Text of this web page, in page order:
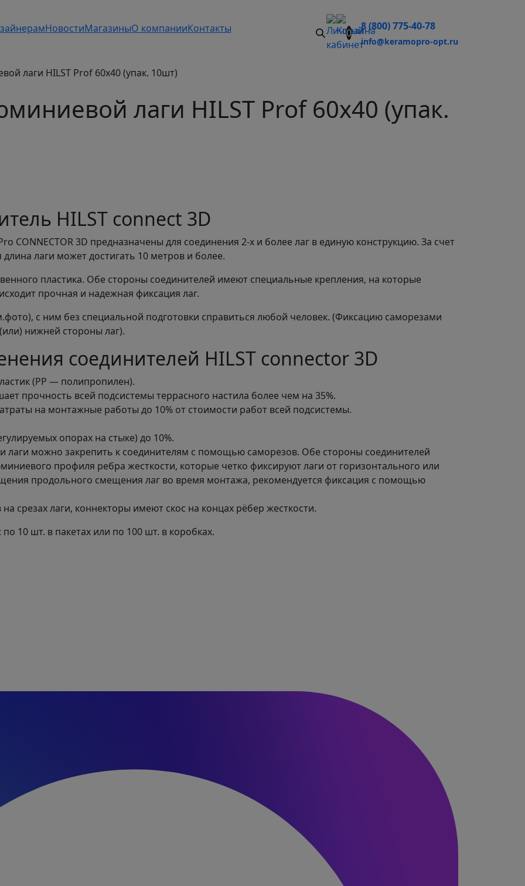
НовостиМагазиныО компанииКонтакты 0
8 (800) 775-40-78
info@keramopro-opt.ru
лаги HILST Prof 60х40 (упак. 10шт)
лаги HILST Prof 60х40 (упак.
HILST connect 3D
CONNECTOR 3D предназначены для соединения 2-х и более лаг в единую конструкцию. За счет
лаги может достигать 10 метров и более.
пластика. Обе стороны соединителей имеют специальные крепления, на которые
прочная и надежная фиксация лаг.
с ним без специальной подготовки справиться любой человек. (Фиксацию саморезами
нижней стороны лаг).
соединителей HILST connector 3D
(PP — полипропилен).
прочность всей подсистемы террасного настила более чем на 35%.
на монтажные работы до 10% от стоимости работ всей подсистемы.
опорах на стыке) до 10%.
лаги можно закрепить к соединителям с помощью саморезов. Обе стороны соединителей
профиля ребра жесткости, которые четко фиксируют лаги от горизонтального или
продольного смещения лаг во время монтажа, рекомендуется фиксация с помощью
срезах лаги, коннекторы имеют скос на концах рёбер жесткости.
10 шт. в пакетах или по 100 шт. в коробках.